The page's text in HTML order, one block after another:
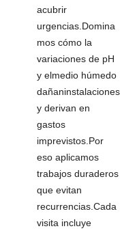
acubrir
urgencias.Domina
mos cómo la
variaciones de pH
y elmedio húmedo
dañaninstalaciones
y derivan en
gastos
imprevistos.Por
eso aplicamos
trabajos duraderos
que evitan
recurrencias.Cada
visita incluye